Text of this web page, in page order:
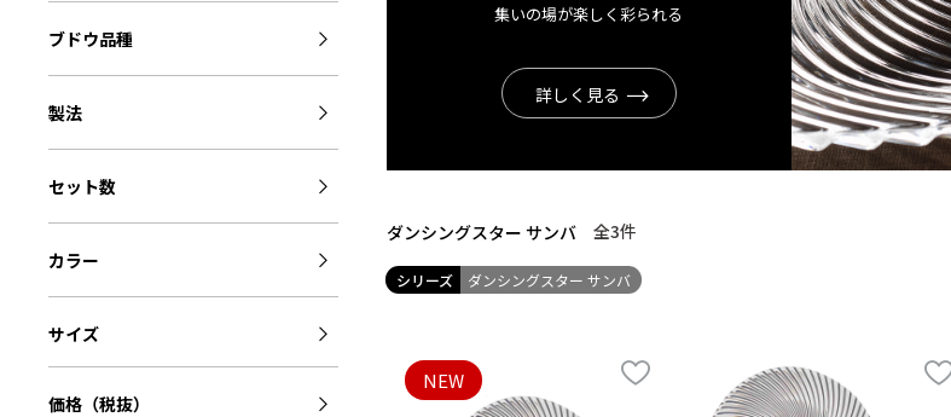
集いの場が楽しく彩られる
詳しく見る
ダンシングスター サンバ 全3件
シリーズ ダンシングスター サンバ
NEW
ブドウ品種
製法
セット数
カラー
サイズ
価格（税抜）